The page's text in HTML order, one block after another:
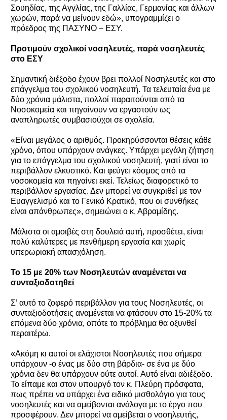
Σουηδίας, της Αγγλίας, της Γαλλίας, Γερμανίας και άλλων
χωρών, παρά να μείνουν εδώ», υπογραμμίζει ο
πρόεδρος της ΠΑΣΥΝΟ – ΕΣΥ.
Προτιμούν σχολικοί νοσηλευτές, παρά νοσηλευτές
στο ΕΣΥ
Σημαντική διέξοδο έχουν βρει πολλοί Νοσηλευτές και στο
επάγγελμα του σχολικού νοσηλευτή. Τα τελευταία ένα με
δύο χρόνια μάλιστα, πολλοί παραιτούνται από τα
Νοσοκομεία και πηγαίνουν να εργαστούν ως
αναπληρωτές συμβασιούχοι σε σχολεία.
«Είναι μεγάλος ο αριθμός. Προκηρύσσονται θέσεις κάθε
χρόνο, όπου υπάρχουν ανάγκες. Υπάρχει μεγάλη ζήτηση
για το επάγγελμα του σχολικού νοσηλευτή, γιατί είναι το
περιβάλλον ελκυστικό. Και φεύγει κόσμος από τα
νοσοκομεία και πηγαίνει εκεί. Τελείως διαφορετικό το
περιβάλλον εργασίας. Δεν μπορεί να συγκριθεί με τον
Ευαγγελισμό και το Γενικό Κρατικό, που οι συνθήκες
είναι απάνθρωπες», σημειώνει ο κ. Αβραμίδης.
Μάλιστα οι αμοιβές στη δουλειά αυτή, προσθέτει, είναι
πολύ καλύτερες με πενθήμερη εργασία και χωρίς
υπερωριακή απασχόληση.
Το 15 με 20% των Νοσηλευτών αναμένεται να
συνταξιοδοτηθεί
Σ’ αυτό το ζοφερό περιβάλλον για τους Νοσηλευτές, οι
συνταξιοδοτήσεις αναμένεται να φτάσουν στο 15-20% τα
επόμενα δύο χρόνια, οπότε το πρόβλημα θα οξυνθεί
περαιτέρω.
«Ακόμη κι αυτοί οι ελάχιστοι Νοσηλευτές που σήμερα
υπάρχουν -ο ένας με δύο στη βάρδια- σε ένα με δύο
χρόνια δεν θα υπάρχουν ούτε αυτοί. Αυτό είναι αδιέξοδο.
Το είπαμε και στον υπουργό τον κ. Πλεύρη πρόσφατα,
πως πρέπει να υπάρχει ένα ειδικό μισθολόγιο για τους
νοσηλευτές και να αμείβονται ανάλογα με το έργο που
προσφέρουν. Δεν μπορεί να αμείβεται ο νοσηλευτής,